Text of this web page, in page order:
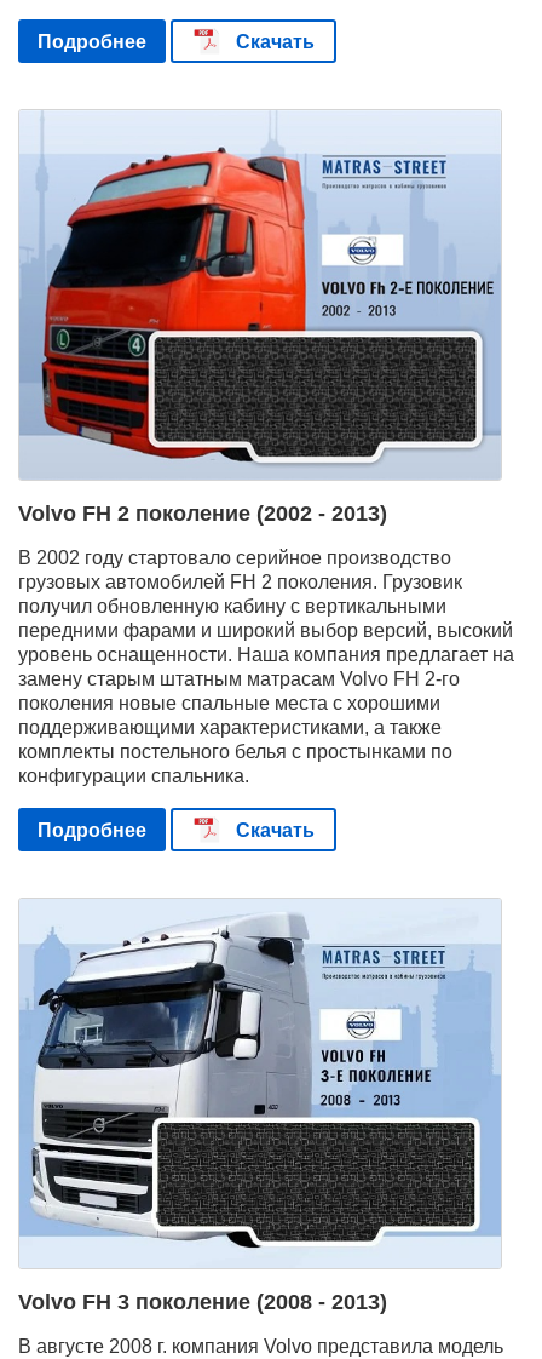
Подробнее Скачать
Volvo FH 2 поколение (2002 - 2013)
В 2002 году стартовало серийное производство
грузовых автомобилей FH 2 поколения. Грузовик
получил обновленную кабину с вертикальными
передними фарами и широкий выбор версий, высокий
уровень оснащенности. Наша компания предлагает на
замену старым штатным матрасам Volvo FH 2-го
поколения новые спальные места с хорошими
поддерживающими характеристиками, а также
комплекты постельного белья с простынками по
конфигурации спальника.
Подробнее Скачать
Volvo FH 3 поколение (2008 - 2013)
В августе 2008 г. компания Volvo представила модель